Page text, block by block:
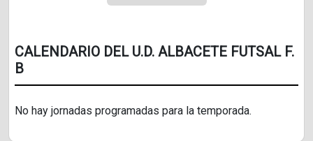
CALENDARIO DEL U.D. ALBACETE FUTSAL F.
B
No hay jornadas programadas para la temporada.